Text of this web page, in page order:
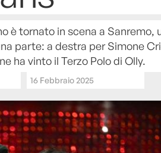
è tornato in scena a Sanremo,
parte: a destra per Simone
ha vinto il Terzo Polo di Olly.
16 Febbraio 2025